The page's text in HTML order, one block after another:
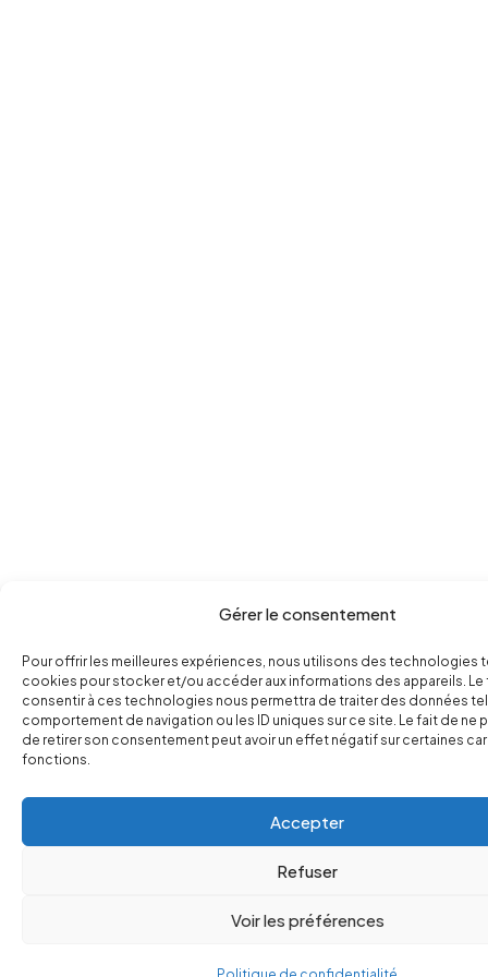
Gérer le consentement
Pour offrir les meilleures expériences, nous utilisons des technologies
cookies pour stocker et/ou accéder aux informations des appareils. Le
consentir à ces technologies nous permettra de traiter des données
comportement de navigation ou les ID uniques sur ce site. Le fait de ne
de retirer son consentement peut avoir un effet négatif sur certaines
fonctions.
Accepter
Refuser
Voir les préférences